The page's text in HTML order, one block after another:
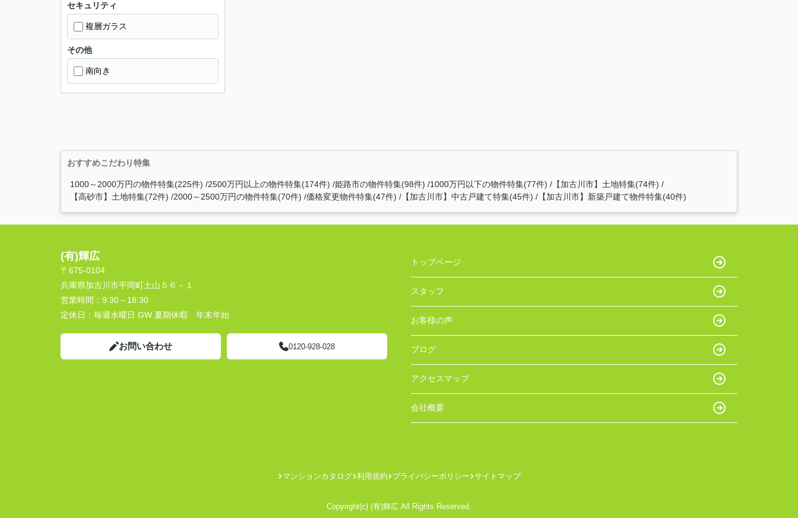
セキュリティ
複層ガラス
その他
南向き
おすすめこだわり特集
1000～2000万円の物件特集(225件) 2500万円以上の物件特集(174件) 姫路市の物件特集(98件) 1000万円以下の物件特集(77件)
【加古川市】土地特集(74件)
【高砂市】土地特集(72件)
2000～2500万円の物件特集(70件) 価格変更物件特集(47件) 【加古川市】中古戸建て特集(45件) 【加古川市】新築戸建て物件特集(40件)
(有)輝広
〒675-0104
兵庫県加古川市平岡町土山５６－１
営業時間： 9:30～18:30
定休日： 毎週水曜日 GW 夏期休暇 年末年始
お問い合わせ 0120-928-028
トップページ
スタッフ
お客様の声
ブログ
アクセスマップ
会社概要
マンションカタログ 利用規約 プライバシーポリシー サイトマップ
Copyright(c) (有)輝広 All Rights Reserved.